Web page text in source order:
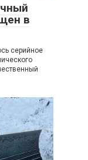
в
серийное